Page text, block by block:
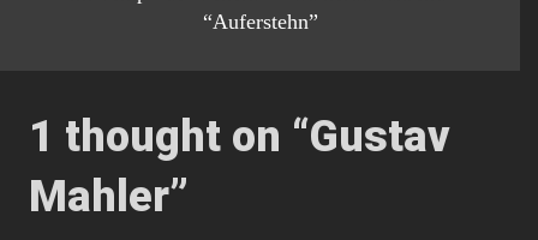
“Auferstehn”
1 thought on “Gustav
Mahler”